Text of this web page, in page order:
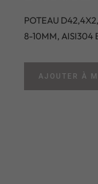
POTEAU
8-10MM, AISI304
AJOUTER À